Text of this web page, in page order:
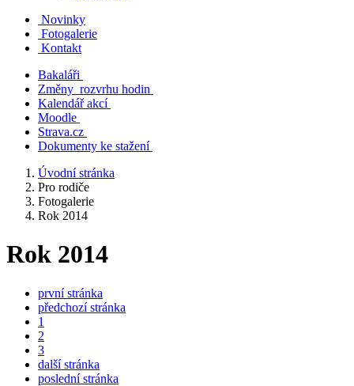
Novinky
Fotogalerie
Kontakt
Bakaláři
Změny rozvrhu hodin
Kalendář akcí
Moodle
Strava.cz
Dokumenty ke stažení
Úvodní stránka
Pro rodiče
Fotogalerie
Rok 2014
Rok 2014
první stránka
předchozí stránka
1
2
3
další stránka
poslední stránka